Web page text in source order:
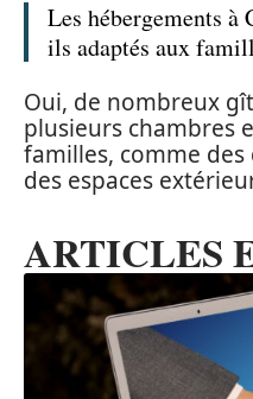
Les hébergements à
ils adaptés aux
Oui, de nombreux
plusieurs chambres
familles, comme
des espaces
ARTICLES